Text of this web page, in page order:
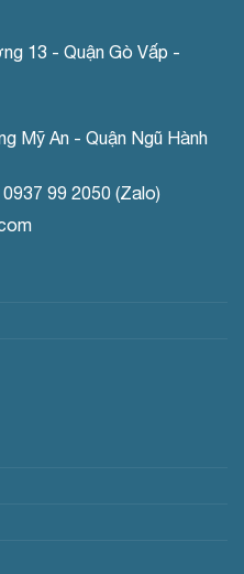
13 - Quận Gò Vấp -
Mỹ An - Quận Ngũ Hành
99 2050 (Zalo)